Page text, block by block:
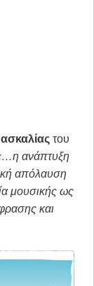
του
ανάπτυξη
απόλαυση
μουσικής ως
και